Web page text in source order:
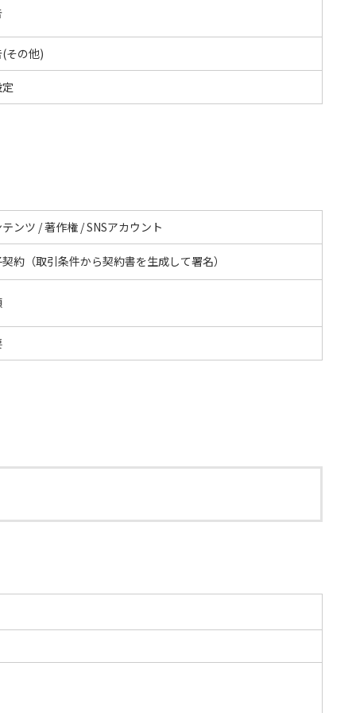
その他)
ンツ / 著作権 / SNSアカウント
約（取引条件から契約書を生成して署名）